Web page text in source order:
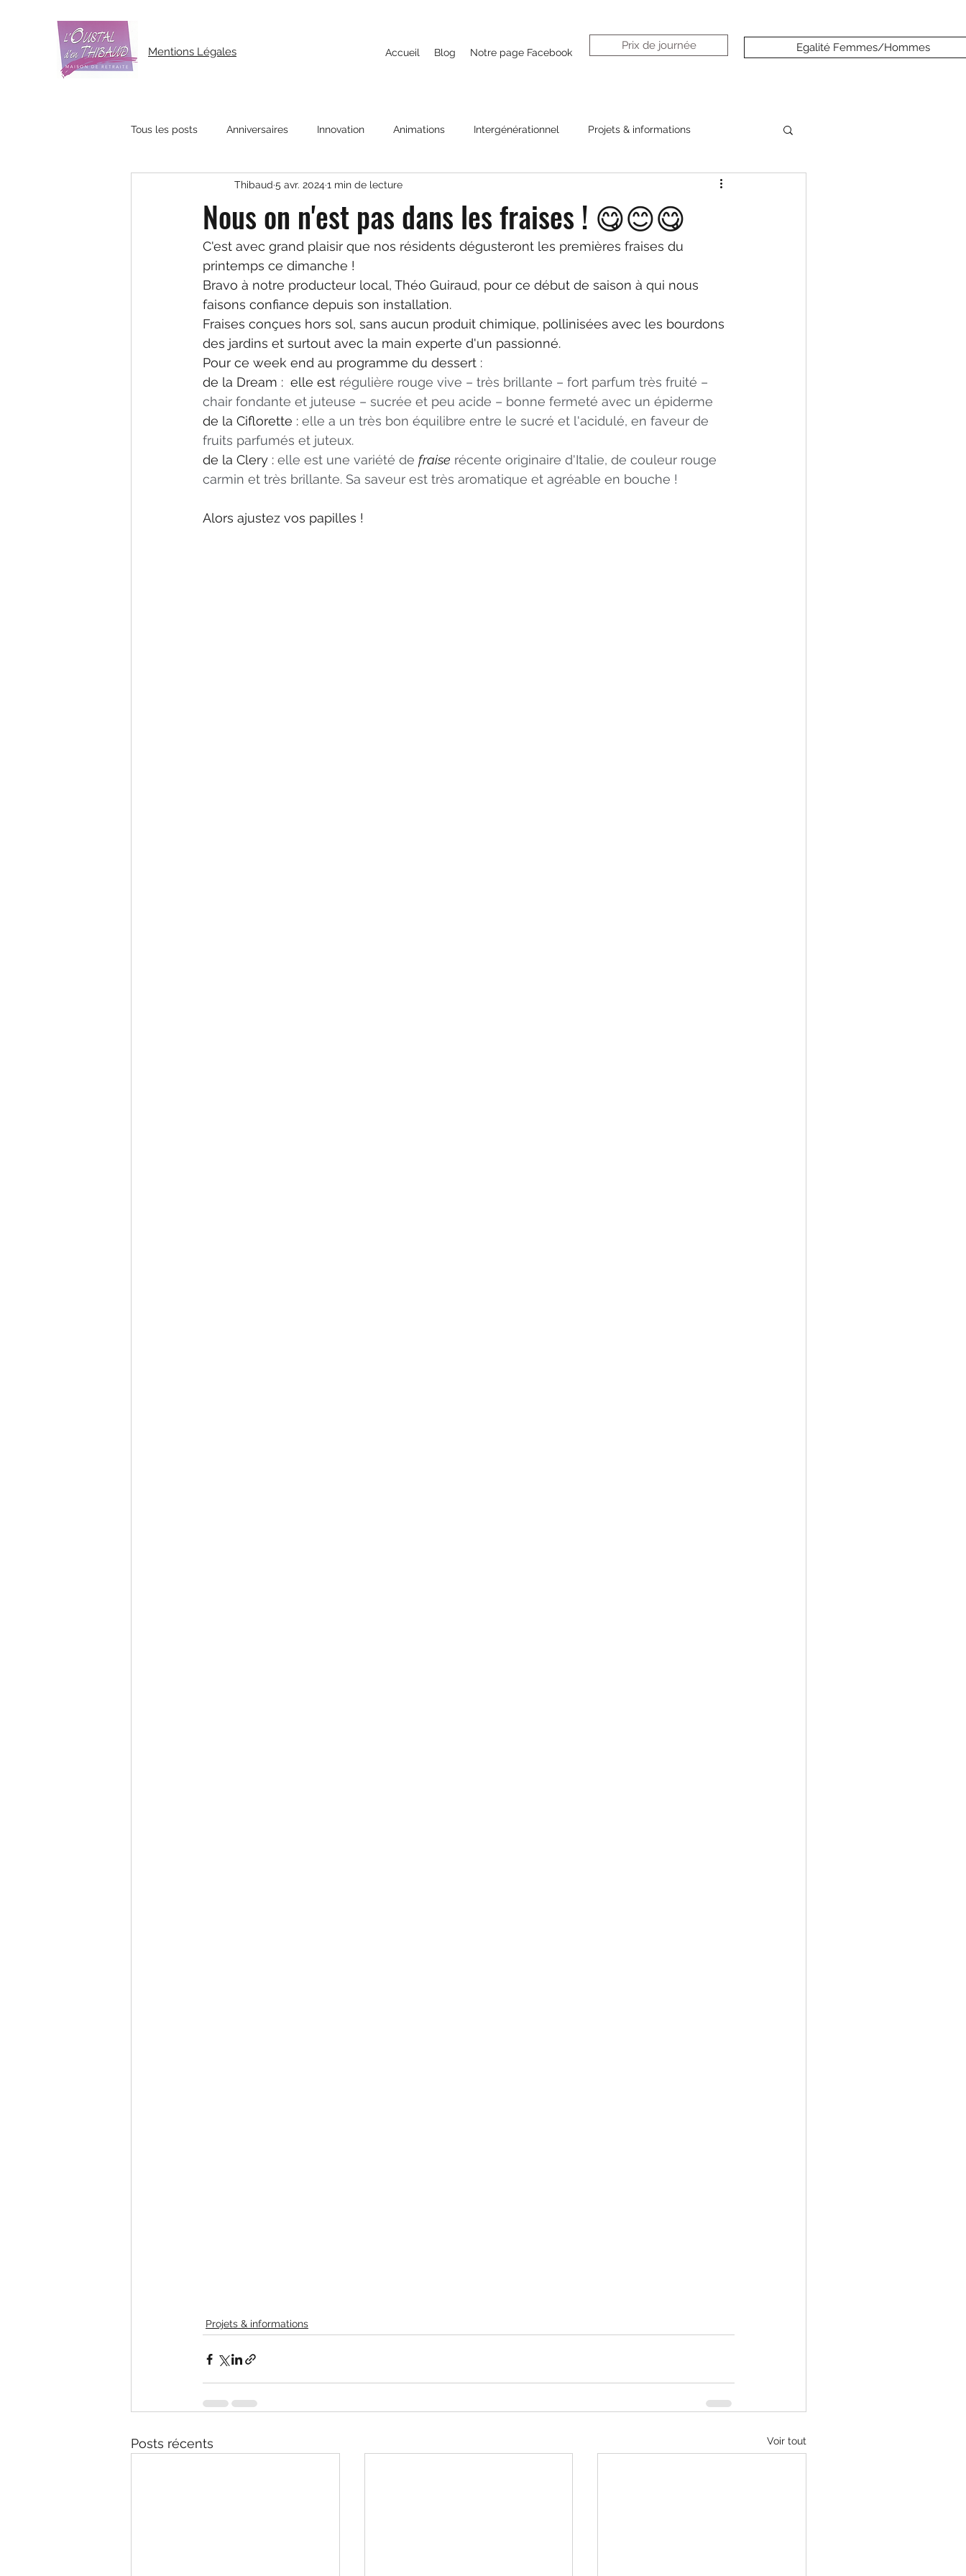
Mentions Légales Accueil Blog Notre page Facebook
Prix de journée Egalité Femmes/Hommes
Tous les posts Anniversaires Innovation Animations Intergénérationnel Projets & informations
Nous on n'est pas dans les fraises ! 😋😊😋
Thibaud 5 avr. 2024 1 min de lecture
C'est avec grand plaisir que nos résidents dégusteront les premières fraises du
printemps ce dimanche !
Bravo à notre producteur local, Théo Guiraud, pour ce début de saison à qui nous
faisons confiance depuis son installation.
Fraises conçues hors sol, sans aucun produit chimique, pollinisées avec les bourdons
des jardins et surtout avec la main experte d'un passionné.
Pour ce week end au programme du dessert :
de la Dream :  elle est régulière rouge vive – très brillante – fort parfum très fruité –
chair fondante et juteuse – sucrée et peu acide – bonne fermeté avec un épiderme
de la Ciflorette : elle a un très bon équilibre entre le sucré et l'acidulé, en faveur de
fruits parfumés et juteux.
de la Clery : elle est une variété de fraise récente originaire d'Italie, de couleur rouge
carmin et très brillante. Sa saveur est très aromatique et agréable en bouche !
Alors ajustez vos papilles !
Projets & informations
Posts récents Voir tout